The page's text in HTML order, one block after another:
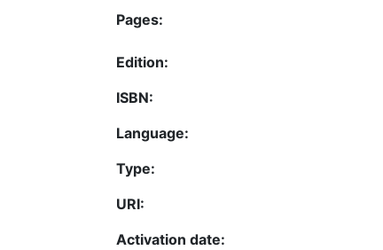
Pages:
Edition:
ISBN:
Language:
Type:
URI:
Activation date: